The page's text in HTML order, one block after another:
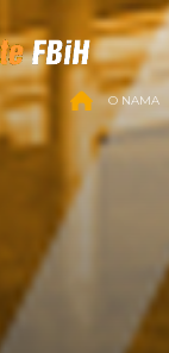
O NAMA